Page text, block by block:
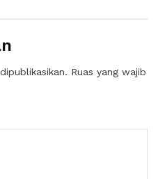
Ruas yang wajib